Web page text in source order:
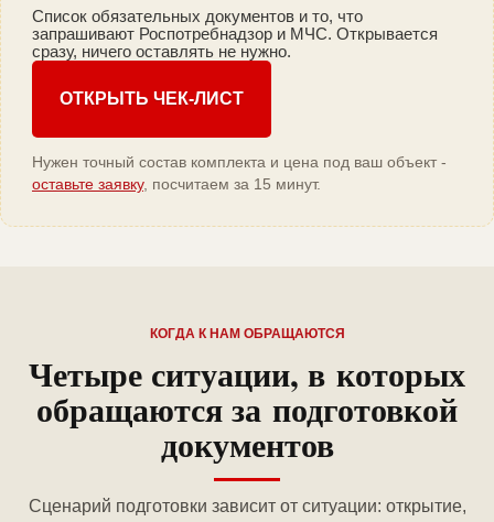
Список обязательных документов и то, что
запрашивают Роспотребнадзор и МЧС. Открывается
сразу, ничего оставлять не нужно.
ОТКРЫТЬ ЧЕК-ЛИСТ
Нужен точный состав комплекта и цена под ваш объект -
оставьте заявку, посчитаем за 15 минут.
КОГДА К НАМ ОБРАЩАЮТСЯ
Четыре ситуации, в которых
обращаются за подготовкой
документов
Сценарий подготовки зависит от ситуации: открытие,